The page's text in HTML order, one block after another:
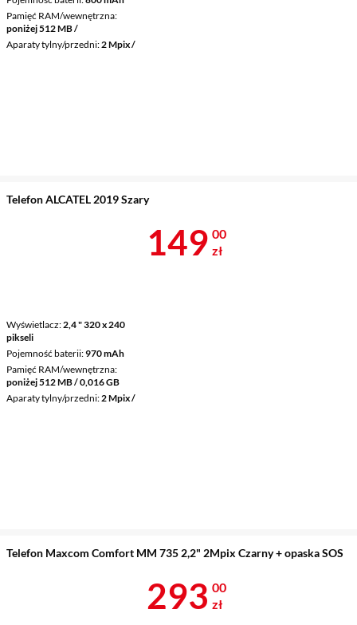
Pamięć RAM/wewnętrzna
poniżej 512 MB /
Aparaty tylny/przedni 2 Mpix /
Telefon ALCATEL 2019 Szary
Wyświetlacz 2,4 " 320 x 240
pikseli
Pojemność baterii 970 mAh
Pamięć RAM/wewnętrzna
poniżej 512 MB / 0,016 GB
Aparaty tylny/przedni 2 Mpix /
Cena 149 zł
149 00
zł
Telefon Maxcom Comfort MM 735 2,2" 2Mpix Czarny + opaska SOS
Cena 293 zł
293 00
zł